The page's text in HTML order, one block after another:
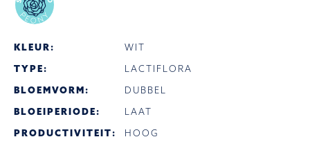
KLEUR:
WIT
TYPE:
LACTIFLORA
BLOEMVORM:
DUBBEL
BLOEIPERIODE:
LAAT
PRODUCTIVITEIT:
HOOG